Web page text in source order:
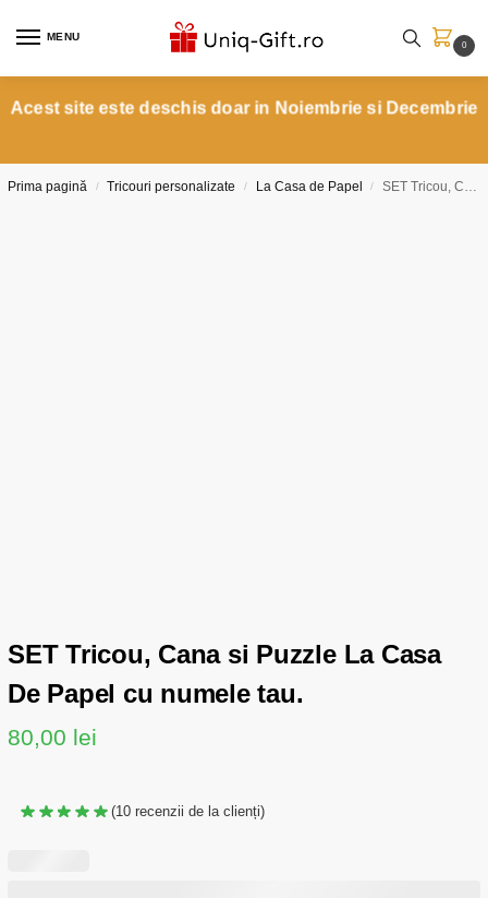
MENU
0
Acest site este deschis doar in Noiembrie si Decembrie
Prima pagină / Tricouri personalizate / La Casa de Papel / SET Tricou, Cana si Puzzle La Casa De Papel cu numele tau.
SET Tricou, Cana si Puzzle La Casa
De Papel cu numele tau.
80,00 lei
(10 recenzii de la clienți)